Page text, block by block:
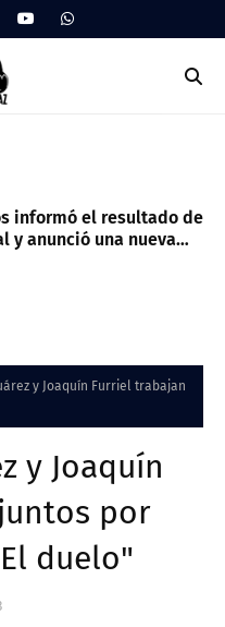
informó el resultado de
y anunció una nueva
y Joaquín Furriel trabajan
y Joaquín
por
duelo"